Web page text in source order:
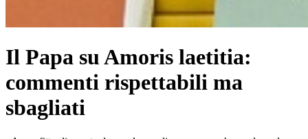
Il Papa su Amoris laetitia:
commenti rispettabili ma
sbagliati